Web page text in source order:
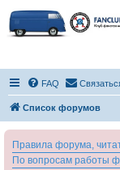
FAQ
Список форумов
Правила форума,
По вопросам работы